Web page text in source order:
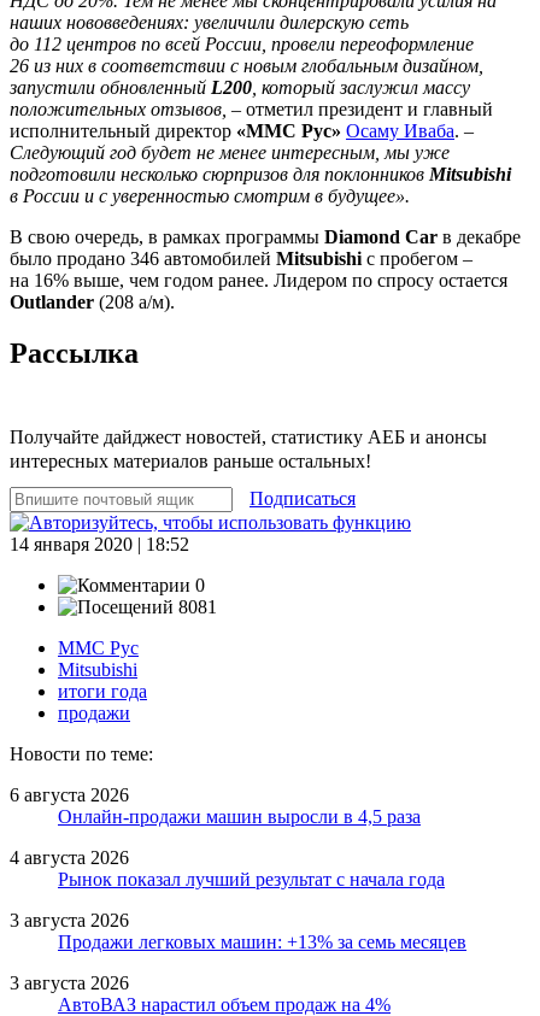
наших нововведениях: увеличили дилерскую сеть
до 112 центров по всей России, провели переоформление
26 из них в соответствии с новым глобальным дизайном,
запустили обновленный L200 , который заслужил массу
положительных отзывов, – отметил президент и главный
исполнительный директор «ММС Рус» Осаму Иваба. –
Следующий год будет не менее интересным, мы уже
подготовили несколько сюрпризов для поклонников Mitsubishi
в России и с уверенностью смотрим в будущее».
В свою очередь, в рамках программы Diamond Car в декабре
было продано 346 автомобилей Mitsubishi с пробегом –
на 16% выше, чем годом ранее. Лидером по спросу остается
Outlander (208 а/м).
Рассылка
Получайте дайджест новостей, статистику АЕБ и анонсы
интересных материалов раньше остальных!
Подписаться
14 января 2020 | 18:52
0
8081
ММС Рус
Mitsubishi
итоги года
продажи
Новости по теме:
6 августа 2026
Онлайн-продажи машин выросли в 4,5 раза
4 августа 2026
Рынок показал лучший результат с начала года
3 августа 2026
Продажи легковых машин: +13% за семь месяцев
3 августа 2026
АвтоВАЗ нарастил объем продаж на 4%